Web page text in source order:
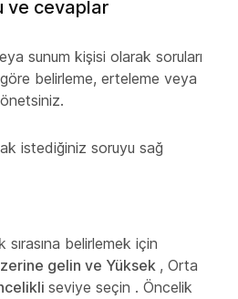
ve cevaplar
sunum kişisi olarak soruları
belirleme, erteleme veya
istediğiniz soruyu sağ
sırasına belirlemek için
gelin ve Yüksek , Orta
seviye seçin . Öncelik